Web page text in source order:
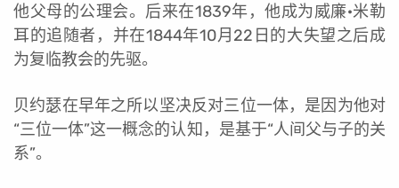
他父母的公理会。后来在1839年，他成为威廉·米勒
耳的追随者，并在1844年10月22日的大失望之后成
为复临教会的先驱。
贝约瑟在早年之所以坚决反对三位一体，是因为他对
“三位一体”这一概念的认知，是基于“人间父与子的关
系”。